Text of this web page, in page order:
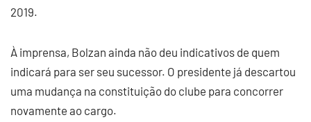
2019.
À imprensa, Bolzan ainda não deu indicativos de quem
indicará para ser seu sucessor. O presidente já descartou
uma mudança na constituição do clube para concorrer
novamente ao cargo.